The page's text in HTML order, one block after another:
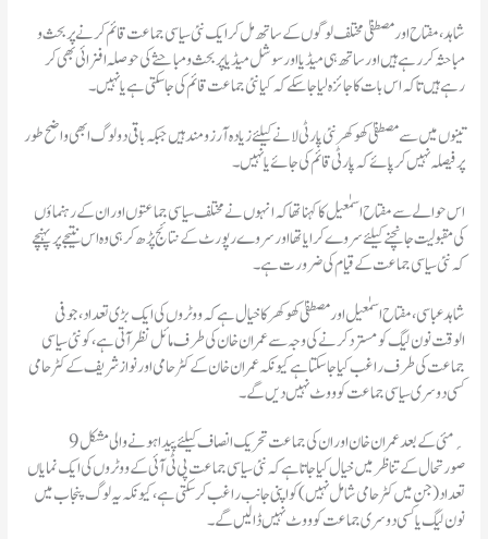
شاہد، مفتاح اور مصطفیٰ مختلف لوگوں کے ساتھ مل کر ایک نئی سیاسی جماعت قائم کرنے پر بحث و
مباحثہ کر رہے ہیں اور ساتھ ہی میڈیا اور سوشل میڈیا پر بحث و مباحثے کی حوصلہ افزائی بھی کر
رہے ہیں تاکہ اس بات کا جائزہ لیا جا سکے کہ کیا نئی جماعت قائم کی جا سکتی ہے یا نہیں۔
تینوں میں سے مصطفیٰ کھوکھر نئی پارٹی لانے کیلئے زیادہ آرزو مند ہیں جبکہ باقی دو لوگ ابھی واضح طور
پر فیصلہ نہیں کر پائے کہ پارٹی قائم کی جائے یا نہیں۔
اس حوالے سے مفتاح اسمٰعیل کا کہنا تھا کہ انہوں نے مختلف سیاسی جماعتوں اور ان کے رہنماؤں
کی مقبولیت جانچنے کیلئے سروے کرایا تھا اور سروے رپورٹ کے نتائج پڑھ کر ہی وہ اس نتیجے پر پہنچے
کہ نئی سیاسی جماعت کے قیام کی ضرورت ہے۔
شاہد عباسی، مفتاح اسمٰعیل اور مصطفیٰ کھوکھر کا خیال ہے کہ ووٹروں کی ایک بڑی تعداد، جو فی
الوقت نون لیگ کو مسترد کرنے کی وجہ سے عمران خان کی طرف مائل نظر آتی ہے، کو نئی سیاسی
جماعت کی طرف راغب کیا جا سکتا ہے کیونکہ عمران خان کے کٹر حامی اور نواز شریف کے کٹر حامی
کسی دوسری سیاسی جماعت کو ووٹ نہیں دیں گے۔
9؍ مئی کے بعد عمران خان اور ان کی جماعت تحریک انصاف کیلئے پیدا ہونے والی مشکل
صورتحال کے تناظر میں خیال کیا جاتا ہے کہ نئی سیاسی جماعت پی ٹی آئی کے ووٹروں کی ایک نمایاں
تعداد (جن میں کٹر حامی شامل نہیں) کو اپنی جانب راغب کر سکتی ہے، کیونکہ یہ لوگ پنجاب میں
نون لیگ یا کسی دوسری جماعت کو ووٹ نہیں ڈالیں گے۔